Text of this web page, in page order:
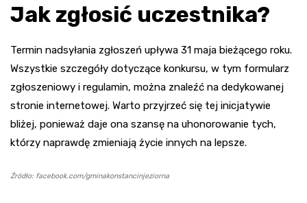
Jak zgłosić uczestnika?
Termin nadsyłania zgłoszeń upływa 31 maja bieżącego roku.
Wszystkie szczegóły dotyczące konkursu, w tym formularz
zgłoszeniowy i regulamin, można znaleźć na dedykowanej
stronie internetowej. Warto przyjrzeć się tej inicjatywie
bliżej, ponieważ daje ona szansę na uhonorowanie tych,
którzy naprawdę zmieniają życie innych na lepsze.
Źródło: facebook.com/gminakonstancinjeziorna